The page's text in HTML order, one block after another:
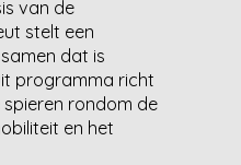
van de
stelt een
dat is
programma richt
rondom de
en het